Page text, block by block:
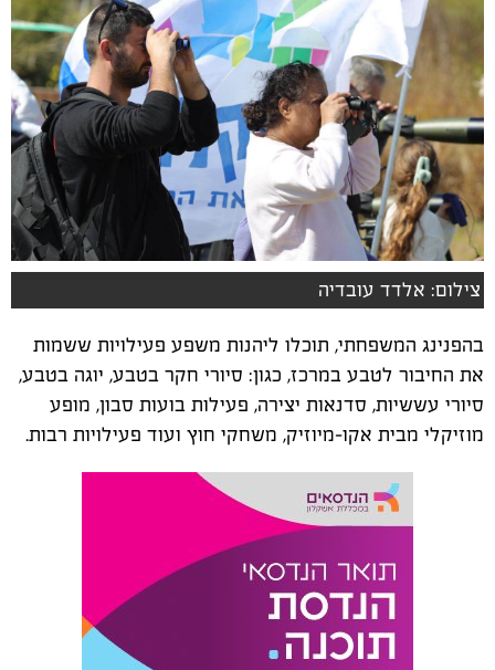
צילום: אלדד עובדיה
בהפנינג המשפחתי, תוכלו ליהנות משפע פעילויות ששמות
את החיבור לטבע במרכז, כגון: סיורי חקר בטבע, יוגה בטבע,
סיורי עששיות, סדנאות יצירה, פעילות בועות סבון, מופע
מוזיקלי מבית אקו-מיוזיק, משחקי חוץ ועוד פעילויות רבות.